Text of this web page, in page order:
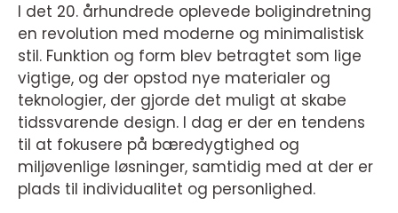
I det 20. århundrede oplevede boligindretning
en revolution med moderne og minimalistisk
stil. Funktion og form blev betragtet som lige
vigtige, og der opstod nye materialer og
teknologier, der gjorde det muligt at skabe
tidssvarende design. I dag er der en tendens
til at fokusere på bæredygtighed og
miljøvenlige løsninger, samtidig med at der er
plads til individualitet og personlighed.